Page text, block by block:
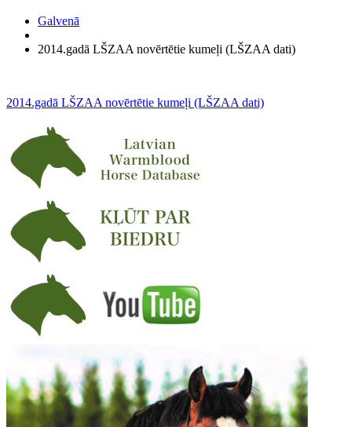
Galvenā
2014.gadā LŠZAA novērtētie kumeļi (LŠZAA dati)
2014.gadā LŠZAA novērtētie kumeļi (LŠZAA dati)